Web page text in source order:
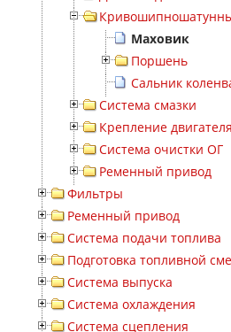
Маховик
Поршень
Сальник
Система смазки
Крепление двигателя
Система очистки ОГ
Ременный привод
Фильтры
Ременный привод
Система подачи топлива
Подготовка топливной
Система выпуска
Система охлаждения
Система сцепления